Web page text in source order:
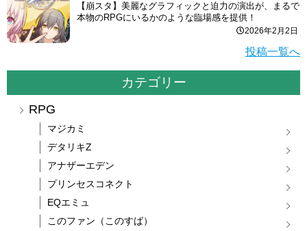
【崩スタ】美麗なグラフィックと迫力の演出が、まるで
本物のRPGにいるかのような臨場感を提供！
2026年2月2日
投稿一覧へ
カテゴリー
RPG
マジカミ
デタリキZ
アナザーエデン
プリンセスコネクト
EQエミュ
このファン（このすば）